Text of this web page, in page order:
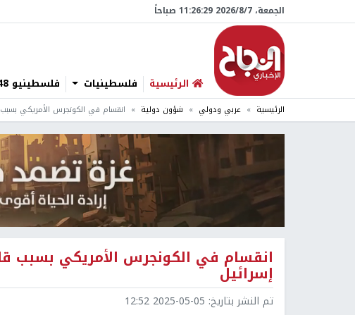
الجمعة، 7/‏8/‏2026 11:26:30 صباحاً
الرئيسية فلسطينيات فلسطينيو 48
الرئيسية عربي ودولي شؤون دولية انقسام في الكونجرس الأمريكي بسبب
انقسام في الكونجرس الأمريكي بسبب
إسرائيل
تم النشر بتاريخ: 2025-05-05 12:52